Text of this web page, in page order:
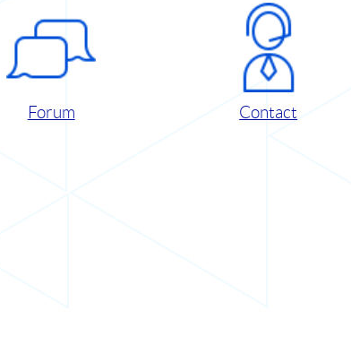
Forum Contact